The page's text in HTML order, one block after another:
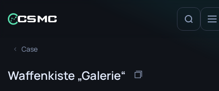
Case
Waffenkiste „Galerie“